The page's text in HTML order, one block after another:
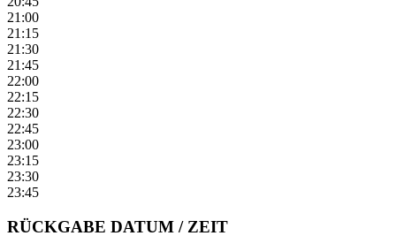
21:00
21:15
21:30
21:45
22:00
22:15
22:30
22:45
23:00
23:15
23:30
23:45
RÜCKGABE DATUM / ZEIT